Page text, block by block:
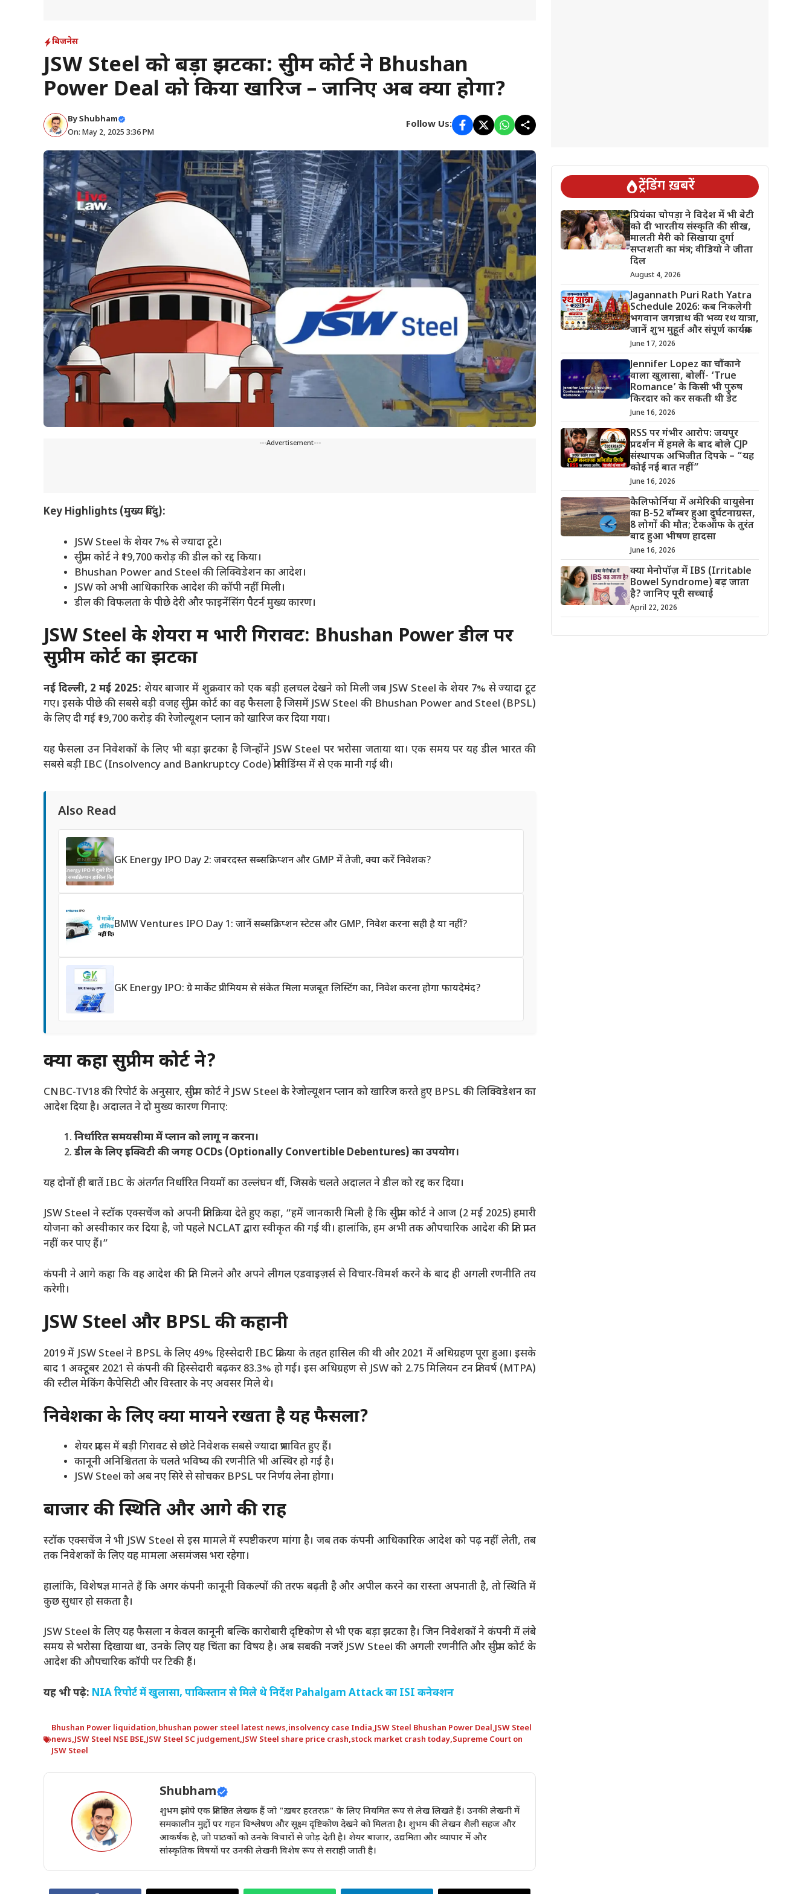
बिजनेस
JSW Steel को बड़ा झटका: सुप्रीम कोर्ट ने Bhushan
Power Deal को किया खारिज – जानिए अब क्या होगा?
ByShubham
On: May 2, 2025 3:36 PM
Follow Us:
---Advertisement---
Key Highlights (मुख्य बिंदु):
JSW Steel के शेयर 7% से ज्यादा टूटे।
सुप्रीम कोर्ट ने ₹19,700 करोड़ की डील को रद्द किया।
Bhushan Power and Steel की लिक्विडेशन का आदेश।
JSW को अभी आधिकारिक आदेश की कॉपी नहीं मिली।
डील की विफलता के पीछे देरी और फाइनेंसिंग पैटर्न मुख्य कारण।
JSW Steel के शेयरों में भारी गिरावट: Bhushan Power डील पर
सुप्रीम कोर्ट का झटका
नई दिल्ली, 2 मई 2025: शेयर बाजार में शुक्रवार को एक बड़ी हलचल देखने को मिली जब JSW Steel के शेयर 7% से ज्यादा टूट
गए। इसके पीछे की सबसे बड़ी वजह सुप्रीम कोर्ट का वह फैसला है जिसमें JSW Steel की Bhushan Power and Steel (BPSL)
के लिए दी गई ₹19,700 करोड़ की रेजोल्यूशन प्लान को खारिज कर दिया गया।
यह फैसला उन निवेशकों के लिए भी बड़ा झटका है जिन्होंने JSW Steel पर भरोसा जताया था। एक समय पर यह डील भारत की
सबसे बड़ी IBC (Insolvency and Bankruptcy Code) प्रोसीडिंग्स में से एक मानी गई थी।
Also Read
GK Energy IPO Day 2: जबरदस्त सब्सक्रिप्शन और GMP में तेजी, क्या करें निवेशक?
BMW Ventures IPO Day 1: जानें सब्सक्रिप्शन स्टेटस और GMP, निवेश करना सही है या नहीं?
GK Energy IPO: ग्रे मार्केट प्रीमियम से संकेत मिला मजबूत लिस्टिंग का, निवेश करना होगा फायदेमंद?
क्या कहा सुप्रीम कोर्ट ने?
CNBC-TV18 की रिपोर्ट के अनुसार, सुप्रीम कोर्ट ने JSW Steel के रेजोल्यूशन प्लान को खारिज करते हुए BPSL की लिक्विडेशन का
आदेश दिया है। अदालत ने दो मुख्य कारण गिनाए:
निर्धारित समयसीमा में प्लान को लागू न करना।
डील के लिए इक्विटी की जगह OCDs (Optionally Convertible Debentures) का उपयोग।
यह दोनों ही बातें IBC के अंतर्गत निर्धारित नियमों का उल्लंघन थीं, जिसके चलते अदालत ने डील को रद्द कर दिया।
JSW Steel ने स्टॉक एक्सचेंज को अपनी प्रतिक्रिया देते हुए कहा, “हमें जानकारी मिली है कि सुप्रीम कोर्ट ने आज (2 मई 2025) हमारी
योजना को अस्वीकार कर दिया है, जो पहले NCLAT द्वारा स्वीकृत की गई थी। हालांकि, हम अभी तक औपचारिक आदेश की प्रति प्राप्त
नहीं कर पाए हैं।”
कंपनी ने आगे कहा कि वह आदेश की प्रति मिलने और अपने लीगल एडवाइज़र्स से विचार-विमर्श करने के बाद ही अगली रणनीति तय
करेगी।
JSW Steel और BPSL की कहानी
2019 में JSW Steel ने BPSL के लिए 49% हिस्सेदारी IBC प्रक्रिया के तहत हासिल की थी और 2021 में अधिग्रहण पूरा हुआ। इसके
बाद 1 अक्टूबर 2021 से कंपनी की हिस्सेदारी बढ़कर 83.3% हो गई। इस अधिग्रहण से JSW को 2.75 मिलियन टन प्रतिवर्ष (MTPA)
की स्टील मेकिंग कैपेसिटी और विस्तार के नए अवसर मिले थे।
निवेशकों के लिए क्या मायने रखता है यह फैसला?
शेयर प्राइस में बड़ी गिरावट से छोटे निवेशक सबसे ज्यादा प्रभावित हुए हैं।
कानूनी अनिश्चितता के चलते भविष्य की रणनीति भी अस्थिर हो गई है।
JSW Steel को अब नए सिरे से सोचकर BPSL पर निर्णय लेना होगा।
बाजार की स्थिति और आगे की राह
स्टॉक एक्सचेंज ने भी JSW Steel से इस मामले में स्पष्टीकरण मांगा है। जब तक कंपनी आधिकारिक आदेश को पढ़ नहीं लेती, तब
तक निवेशकों के लिए यह मामला असमंजस भरा रहेगा।
हालांकि, विशेषज्ञ मानते हैं कि अगर कंपनी कानूनी विकल्पों की तरफ बढ़ती है और अपील करने का रास्ता अपनाती है, तो स्थिति में
कुछ सुधार हो सकता है।
JSW Steel के लिए यह फैसला न केवल कानूनी बल्कि कारोबारी दृष्टिकोण से भी एक बड़ा झटका है। जिन निवेशकों ने कंपनी में लंबे
समय से भरोसा दिखाया था, उनके लिए यह चिंता का विषय है। अब सबकी नजरें JSW Steel की अगली रणनीति और सुप्रीम कोर्ट के
आदेश की औपचारिक कॉपी पर टिकी हैं।
यह भी पढ़े: NIA रिपोर्ट में खुलासा, पाकिस्तान से मिले थे निर्देश Pahalgam Attack का ISI कनेक्शन
Bhushan Power liquidation,bhushan power steel latest news,insolvency case India,JSW Steel Bhushan Power Deal,JSW Steel
news,JSW Steel NSE BSE,JSW Steel SC judgement,JSW Steel share price crash,stock market crash today,Supreme Court on
JSW Steel
Shubham
शुभम झोपे एक प्रतिष्ठित लेखक हैं जो "ख़बर हरतरफ़" के लिए नियमित रूप से लेख लिखते हैं। उनकी लेखनी में
समकालीन मुद्दों पर गहन विश्लेषण और सूक्ष्म दृष्टिकोण देखने को मिलता है। शुभम की लेखन शैली सहज और
आकर्षक है, जो पाठकों को उनके विचारों से जोड़ देती है। शेयर बाजार, उद्यमिता और व्यापार में और
सांस्कृतिक विषयों पर उनकी लेखनी विशेष रूप से सराही जाती है।
ट्रेंडिंग ख़बरें
प्रियंका चोपड़ा ने विदेश में भी बेटी
को दी भारतीय संस्कृति की सीख,
मालती मैरी को सिखाया दुर्गा
सप्तशती का मंत्र; वीडियो ने जीता
दिल
August 4, 2026
Jagannath Puri Rath Yatra
Schedule 2026: कब निकलेगी
भगवान जगन्नाथ की भव्य रथ यात्रा,
जानें शुभ मुहूर्त और संपूर्ण कार्यक्रम
June 17, 2026
Jennifer Lopez का चौंकाने
वाला खुलासा, बोलीं- ‘True
Romance’ के किसी भी पुरुष
किरदार को कर सकती थी डेट
June 16, 2026
RSS पर गंभीर आरोप: जयपुर
प्रदर्शन में हमले के बाद बोले CJP
संस्थापक अभिजीत दिपके – “यह
कोई नई बात नहीं”
June 16, 2026
कैलिफोर्निया में अमेरिकी वायुसेना
का B-52 बॉम्बर हुआ दुर्घटनाग्रस्त,
8 लोगों की मौत; टेकऑफ के तुरंत
बाद हुआ भीषण हादसा
June 16, 2026
क्या मेनोपॉज़ में IBS (Irritable
Bowel Syndrome) बढ़ जाता
है? जानिए पूरी सच्चाई
April 22, 2026